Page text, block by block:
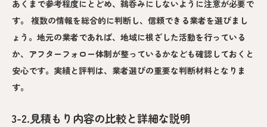
あくまで参考程度にとどめ、鵜呑みにしないように注意が必要で
す。 複数の情報を総合的に判断し、信頼できる業者を選びまし
ょう。地元の業者であれば、地域に根ざした活動を行っている
か、アフターフォロー体制が整っているかなども確認しておくと
安心です。実績と評判は、業者選びの重要な判断材料となりま
す。
3-2.見積もり内容の比較と詳細な説明